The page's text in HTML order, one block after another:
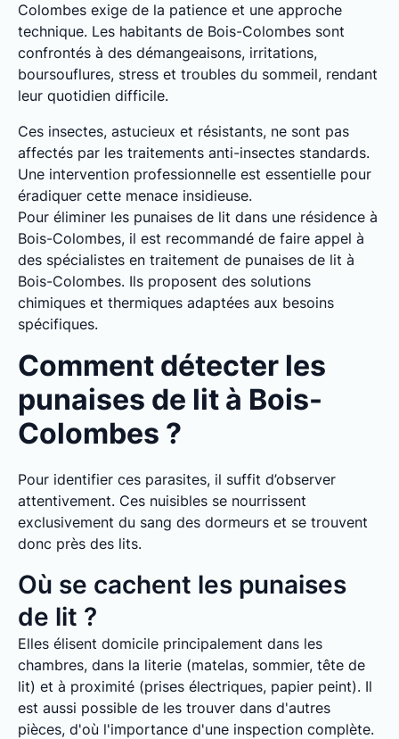
Colombes exige de la patience et une approche
technique. Les habitants de Bois-Colombes sont
confrontés à des démangeaisons, irritations,
boursouflures, stress et troubles du sommeil, rendant
leur quotidien difficile.
Ces insectes, astucieux et résistants, ne sont pas
affectés par les traitements anti-insectes standards.
Une intervention professionnelle est essentielle pour
éradiquer cette menace insidieuse.
Pour éliminer les punaises de lit dans une résidence à
Bois-Colombes, il est recommandé de faire appel à
des spécialistes en traitement de punaises de lit à
Bois-Colombes. Ils proposent des solutions
chimiques et thermiques adaptées aux besoins
spécifiques.
Comment détecter les
punaises de lit à Bois-
Colombes ?
Pour identifier ces parasites, il suffit d’observer
attentivement. Ces nuisibles se nourrissent
exclusivement du sang des dormeurs et se trouvent
donc près des lits.
Où se cachent les punaises
de lit ?
Elles élisent domicile principalement dans les
chambres, dans la literie (matelas, sommier, tête de
lit) et à proximité (prises électriques, papier peint). Il
est aussi possible de les trouver dans d'autres
pièces, d'où l'importance d'une inspection complète.